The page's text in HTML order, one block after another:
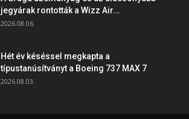
jegyárak rontották a Wizz Air...
2026.08.06.
Hét év késéssel megkapta a
típustanúsítványt a Boeing 737 MAX 7
2026.08.03.